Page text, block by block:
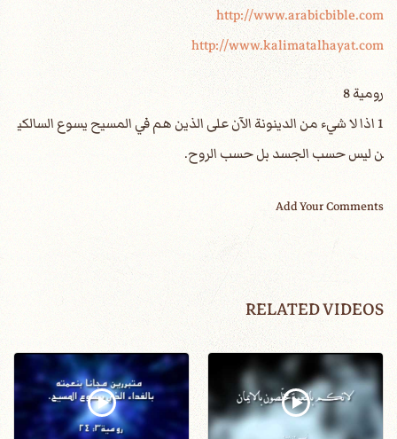
http://www.arabicbible.com
http://www.kalimatalhayat.com
رومية 8
1 اذا لا شيء من الدينونة الآن على الذين هم في المسيح يسوع السالكي
ن ليس حسب الجسد بل حسب الروح.
Add Your Comments
RELATED VIDEOS